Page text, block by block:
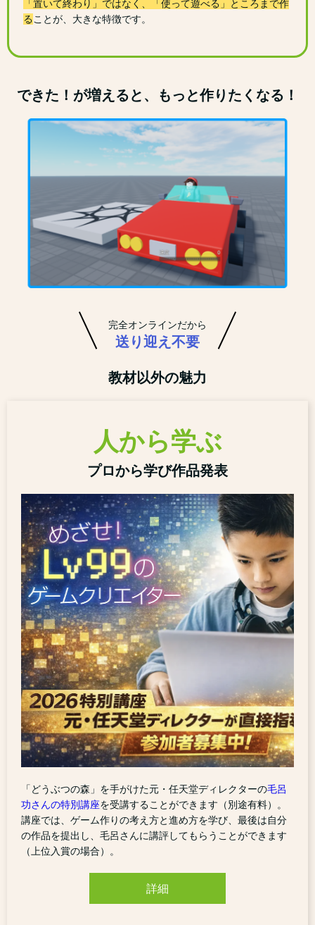
「置いて終わり」ではなく、「使って遊べる」ところまで作
ることが、大きな特徴です。
できた！が増えると、もっと作りたくなる！
完全オンラインだから
送り迎え不要
教材以外の魅力
人から学ぶ
プロから学び作品発表
「どうぶつの森」を手がけた元・任天堂ディレクターの毛呂
功さんの特別講座を受講することができます（別途有料）。
講座では、ゲーム作りの考え方と進め方を学び、最後は自分
の作品を提出し、毛呂さんに講評してもらうことができます
（上位入賞の場合）。
詳細